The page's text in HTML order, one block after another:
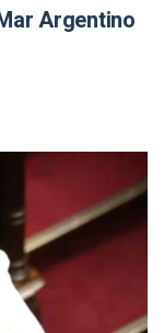
Argentino